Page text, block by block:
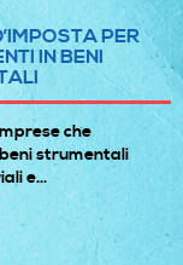
PER
IN BENI
che
strumentali
e...